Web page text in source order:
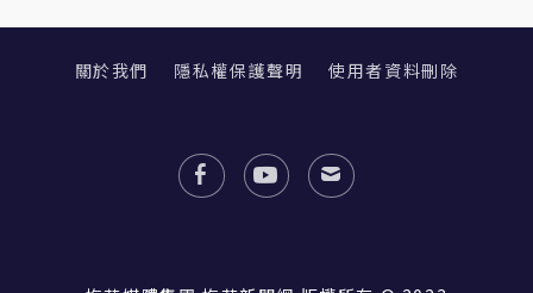
關於我們 隱私權保護聲明 使用者資料刪除